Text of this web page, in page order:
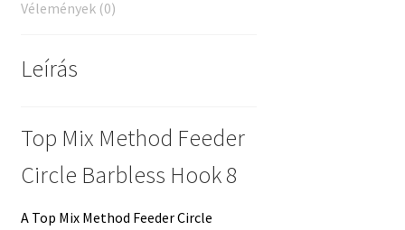
Vélemények (0)
Leírás
Top Mix Method Feeder
Circle Barbless Hook 8
A Top Mix Method Feeder Circle